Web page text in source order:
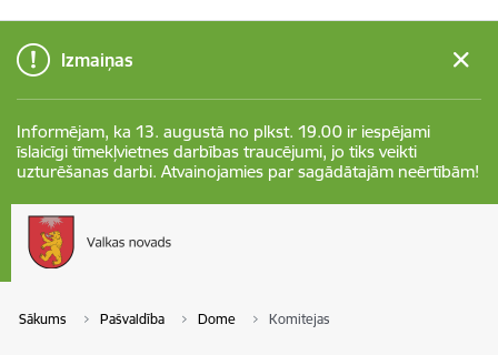
Izmaiņas
Informējam, ka 13. augustā no plkst. 19.00 ir iespējami
īslaicīgi tīmekļvietnes darbības traucējumi, jo tiks veikti
uzturēšanas darbi. Atvainojamies par sagādātajām neērtībām!
Sākums Pašvaldība Dome Komitejas